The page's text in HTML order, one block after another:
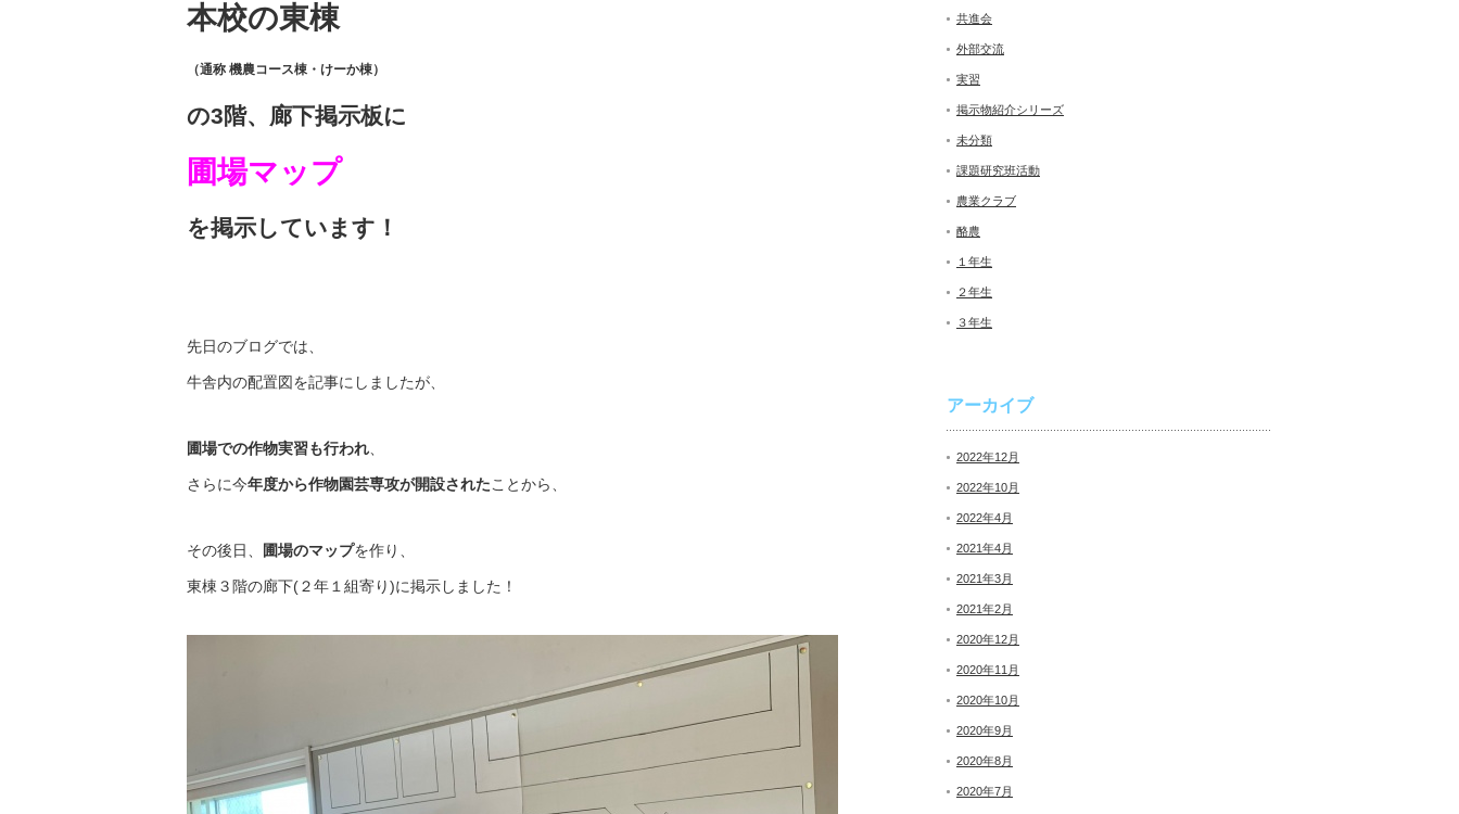
本校の東棟
（通称 機農コース棟・けーか棟）
の3階、廊下掲示板に
圃場マップ
を掲示しています！
先日のブログでは、
牛舎内の配置図を記事にしましたが、
圃場での作物実習も行われ
さらに今年度から作物園芸専攻が開設されたことから、
その後日、 圃場のマップを作り、
東棟３階の廊下(２年１組寄り)に掲示しました！
共進会
外部交流
実習
掲示物紹介シリーズ
未分類
課題研究班活動
農業クラブ
酪農
１年生
２年生
３年生
アーカイブ
2022年12月
2022年10月
2022年4月
2021年4月
2021年3月
2021年2月
2020年12月
2020年11月
2020年10月
2020年9月
2020年8月
2020年7月